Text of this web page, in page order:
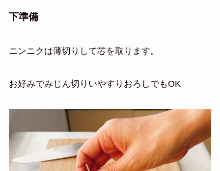
下準備
ニンニクは薄切りして芯を取ります。
お好みでみじん切りいやすりおろしでもOK